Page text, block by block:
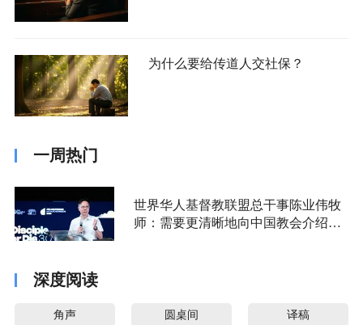
为什么要给传道人交社保？
一周热门
世界华人基督教联盟总干事陈业伟牧
师：需要更清晰地向中国教会介绍福
深度阅读
角声 圆桌间 译稿